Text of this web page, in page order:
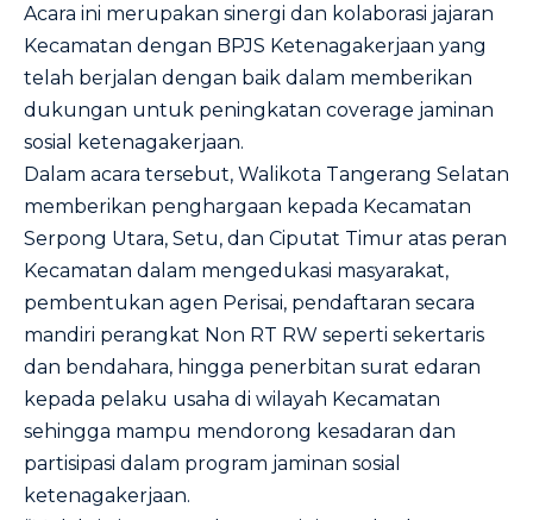
Acara ini merupakan sinergi dan kolaborasi jajaran
Kecamatan dengan BPJS Ketenagakerjaan yang
telah berjalan dengan baik dalam memberikan
dukungan untuk peningkatan coverage jaminan
sosial ketenagakerjaan.
Dalam acara tersebut, Walikota Tangerang Selatan
memberikan penghargaan kepada Kecamatan
Serpong Utara, Setu, dan Ciputat Timur atas peran
Kecamatan dalam mengedukasi masyarakat,
pembentukan agen Perisai, pendaftaran secara
mandiri perangkat Non RT RW seperti sekertaris
dan bendahara, hingga penerbitan surat edaran
kepada pelaku usaha di wilayah Kecamatan
sehingga mampu mendorong kesadaran dan
partisipasi dalam program jaminan sosial
ketenagakerjaan.